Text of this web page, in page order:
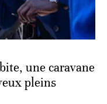
une caravane
pleins